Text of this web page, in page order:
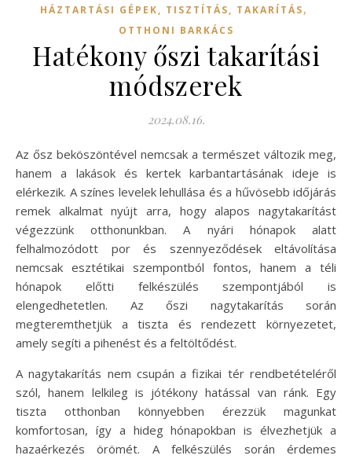
HÁZTARTÁSI GÉPEK, TISZTÍTÁS, TAKARÍTÁS,
OTTHONI BARKÁCS
Hatékony őszi takarítási
módszerek
2024.08.16.
Az ősz beköszöntével nemcsak a természet változik meg,
hanem a lakások és kertek karbantartásának ideje is
elérkezik. A színes levelek lehullása és a hűvösebb időjárás
remek alkalmat nyújt arra, hogy alapos nagytakarítást
végezzünk otthonunkban. A nyári hónapok alatt
felhalmozódott por és szennyeződések eltávolítása
nemcsak esztétikai szempontból fontos, hanem a téli
hónapok előtti felkészülés szempontjából is
elengedhetetlen. Az őszi nagytakarítás során
megteremthetjük a tiszta és rendezett környezetet,
amely segíti a pihenést és a feltöltődést.
A nagytakarítás nem csupán a fizikai tér rendbetételéről
szól, hanem lelkileg is jótékony hatással van ránk. Egy
tiszta otthonban könnyebben érezzük magunkat
komfortosan, így a hideg hónapokban is élvezhetjük a
hazaérkezés örömét. A felkészülés során érdemes